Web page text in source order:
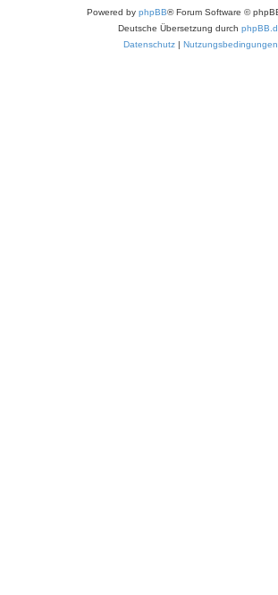
Powered by phpBB® Forum Software ©
Deutsche Übersetzung durch
Datenschutz | Nutzungsbedingungen